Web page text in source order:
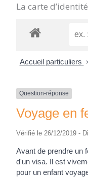
La carte
Accueil particuliers
Question-réponse
Voyage en
Vérifié le 26/12/2019 -
Avant de prendre un
d'un visa. Il est
pour un enfant